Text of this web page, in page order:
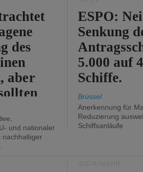
des
aber
und nationaler
nachhaltiger
ESPO:
Senkung
5.000 auf
Schiffe.
Brüssel
Anerkennung für
Reduzierung
Schiffsanläufe